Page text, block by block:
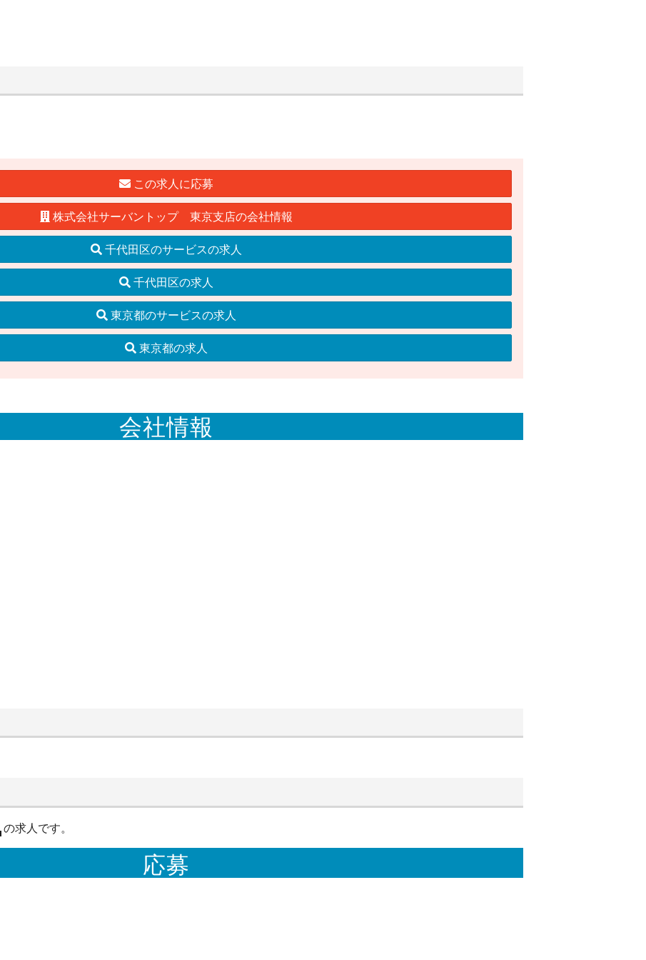
この求人に応募
株式会社サーバントップ 東京支店の会社情報
千代田区のサービスの求人
千代田区の求人
東京都のサービスの求人
東京都の求人
会社情報
の求人です。
応募